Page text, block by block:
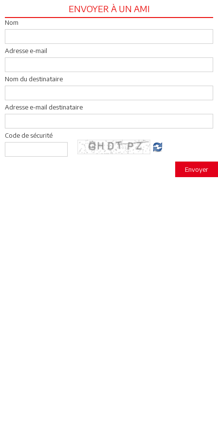
ENVOYER À UN AMI
Nom
Adresse e-mail
Nom du destinataire
Adresse e-mail destinataire
Code de sécurité
Envoyer